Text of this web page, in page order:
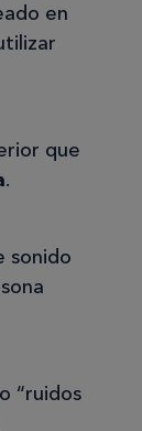
en
que
.
sonido
“ruidos